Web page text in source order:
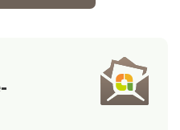
megkötéshez. Ráncolt
Mosógépben mosható.